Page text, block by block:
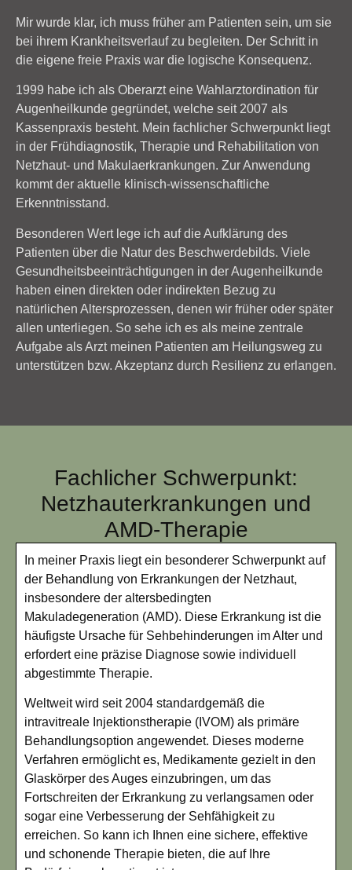
Mir wurde klar, ich muss früher am Patienten sein, um sie
bei ihrem Krankheitsverlauf zu begleiten. Der Schritt in
die eigene freie Praxis war die logische Konsequenz.
1999 habe ich als Oberarzt eine Wahlarztordination für
Augenheilkunde gegründet, welche seit 2007 als
Kassenpraxis besteht. Mein fachlicher Schwerpunkt liegt
in der Frühdiagnostik, Therapie und Rehabilitation von
Netzhaut- und Makulaerkrankungen. Zur Anwendung
kommt der aktuelle klinisch-wissenschaftliche
Erkenntnisstand.
Besonderen Wert lege ich auf die Aufklärung des
Patienten über die Natur des Beschwerdebilds. Viele
Gesundheitsbeeinträchtigungen in der Augenheilkunde
haben einen direkten oder indirekten Bezug zu
natürlichen Altersprozessen, denen wir früher oder später
allen unterliegen. So sehe ich es als meine zentrale
Aufgabe als Arzt meinen Patienten am Heilungsweg zu
unterstützen bzw. Akzeptanz durch Resilienz zu erlangen.
Fachlicher Schwerpunkt:
Netzhauterkrankungen und
AMD-Therapie
In meiner Praxis liegt ein besonderer Schwerpunkt auf
der Behandlung von Erkrankungen der Netzhaut,
insbesondere der altersbedingten
Makuladegeneration (AMD). Diese Erkrankung ist die
häufigste Ursache für Sehbehinderungen im Alter und
erfordert eine präzise Diagnose sowie individuell
abgestimmte Therapie.
Weltweit wird seit 2004 standardgemäß die
intravitreale Injektionstherapie (IVOM) als primäre
Behandlungsoption angewendet. Dieses moderne
Verfahren ermöglicht es, Medikamente gezielt in den
Glaskörper des Auges einzubringen, um das
Fortschreiten der Erkrankung zu verlangsamen oder
sogar eine Verbesserung der Sehfähigkeit zu
erreichen. So kann ich Ihnen eine sichere, effektive
und schonende Therapie bieten, die auf Ihre